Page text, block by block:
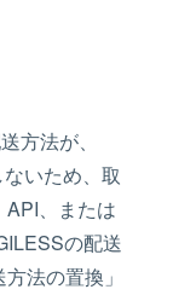
方法が、
ないため、取
API、または
の配送
法の置換」